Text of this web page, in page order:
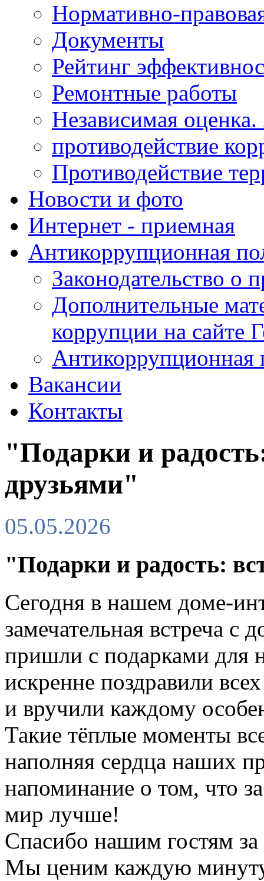
Нормативно-
Документы
Рейтинг
Ремонтные работы
Независимая
противодействие
Противодействие
Новости и фото
Интернет - приемная
Антикоррупционная
Законодательство о
Дополнительные
коррупции на сайте
Антикоррупционная
Вакансии
Контакты
"Подарки и
друзьями"
05.05.2026
"Подарки и радость:
Сегодня в нашем доме-
замечательная встреча с
пришли с подарками
искренне поздравили
и вручили каждому
Такие тёплые моменты
наполняя сердца наших
напоминание о том, что
мир лучше!
Спасибо нашим гостям
Мы ценим каждую